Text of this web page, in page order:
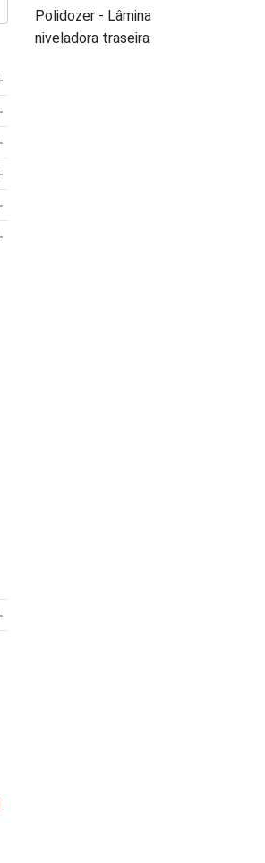
Polidozer - Lâmina
niveladora traseira